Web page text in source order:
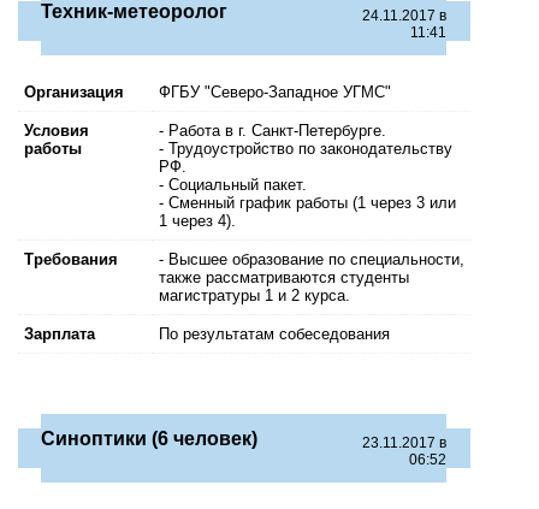
Техник-метеоролог
24.11.2017 в
11:41
Организация ФГБУ "Северо-Западное УГМС"
Условия
работы
- Работа в г. Санкт-Петербурге.
- Трудоустройство по законодательству
РФ.
- Социальный пакет.
- Сменный график работы (1 через 3 или
1 через 4).
Требования
- Высшее образование по специальности,
также рассматриваются студенты
магистратуры 1 и 2 курса.
Зарплата По результатам собеседования
Синоптики (6 человек)
23.11.2017 в
06:52